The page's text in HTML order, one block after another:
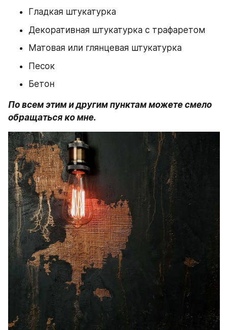
Гладкая штукатурка
Декоративная штукатурка с трафаретом
Матовая или глянцевая штукатурка
Песок
Бетон
По всем этим и другим пунктам можете смело
обращаться ко мне.